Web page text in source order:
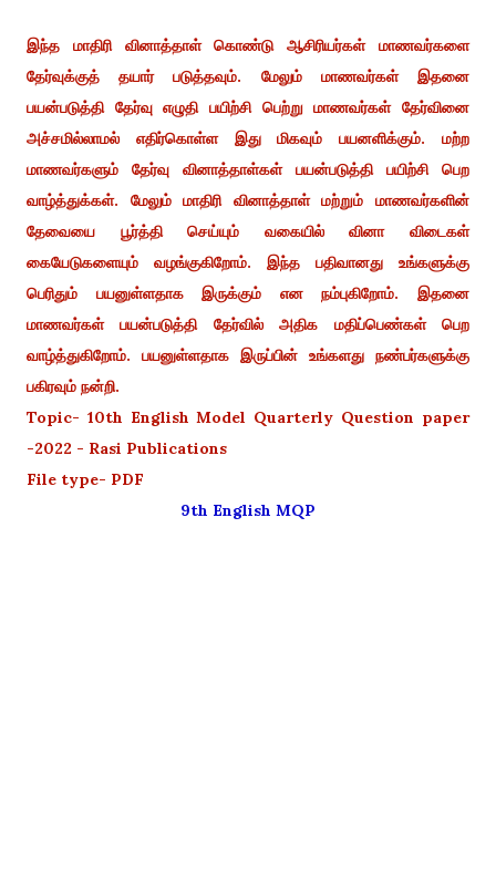
இந்த மாதிரி வினாத்தாள் கொண்டு ஆசிரியர்கள் மாணவர்களை
தேர்வுக்குத் தயார் படுத்தவும். மேலும் மாணவர்கள் இதனை
பயன்படுத்தி தேர்வு எழுதி பயிற்சி பெற்று மாணவர்கள் தேர்வினை
அச்சமில்லாமல் எதிர்கொள்ள இது மிகவும் பயனளிக்கும். மற்ற
மாணவர்களும் தேர்வு வினாத்தாள்கள் பயன்படுத்தி பயிற்சி பெற
வாழ்த்துக்கள். மேலும் மாதிரி வினாத்தாள் மற்றும் மாணவர்களின்
தேவையை பூர்த்தி செய்யும் வகையில் வினா விடைகள்
கையேடுகளையும் வழங்குகிறோம். இந்த பதிவானது உங்களுக்கு
பெரிதும் பயனுள்ளதாக இருக்கும் என நம்புகிறோம். இதனை
மாணவர்கள் பயன்படுத்தி தேர்வில் அதிக மதிப்பெண்கள் பெற
வாழ்த்துகிறோம். பயனுள்ளதாக இருப்பின் உங்களது நண்பர்களுக்கு
பகிரவும் நன்றி.
Topic- 10th English Model Quarterly Question paper
-2022 - Rasi Publications
File type- PDF
9th English MQP